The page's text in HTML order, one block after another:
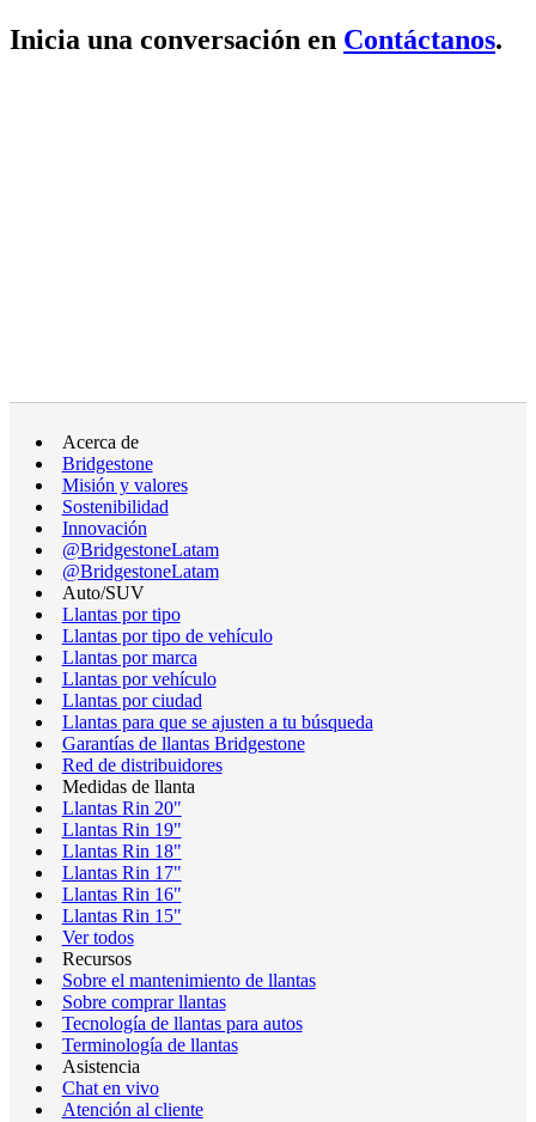
Inicia una conversación en Contáctanos.
Acerca de
Bridgestone
Misión y valores
Sostenibilidad
Innovación
@BridgestoneLatam
@BridgestoneLatam
Auto/SUV
Llantas por tipo
Llantas por tipo de vehículo
Llantas por marca
Llantas por vehículo
Llantas por ciudad
Llantas para que se ajusten a tu búsqueda
Garantías de llantas Bridgestone
Red de distribuidores
Medidas de llanta
Llantas Rin 20"
Llantas Rin 19"
Llantas Rin 18"
Llantas Rin 17"
Llantas Rin 16"
Llantas Rin 15"
Ver todos
Recursos
Sobre el mantenimiento de llantas
Sobre comprar llantas
Tecnología de llantas para autos
Terminología de llantas
Asistencia
Chat en vivo
Atención al cliente